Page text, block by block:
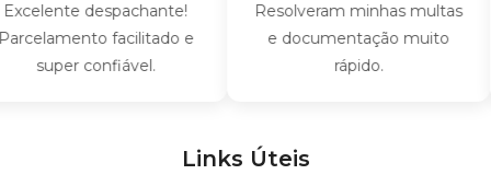
despachante!
facilitado e
super confiável.
Resolveram minhas multas
e documentação muito
rápido.
Links Úteis